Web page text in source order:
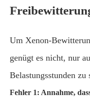
Um Xenon-
genügt es nicht, nur
Belastungsstunden zu
Fehler 1: Annahme,